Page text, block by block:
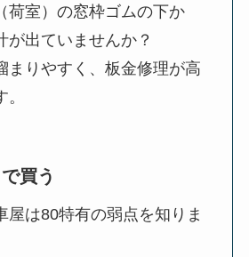
荷室）の窓枠ゴムの下か
が出ていませんか？
まりやすく、板金修理が高
買う
屋は80特有の弱点を知りま